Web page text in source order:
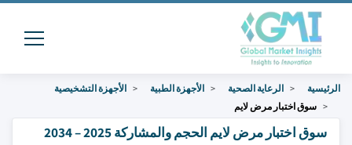
الرئيسية الرعاية الصحية الأجهزة الطبية
الأجهزة التشخيصية
سوق اختبار مرض لايم
سوق اختبار مرض لايم الحجم والمشاركة 2025 – 2034